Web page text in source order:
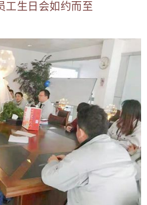
工生日会如约而至